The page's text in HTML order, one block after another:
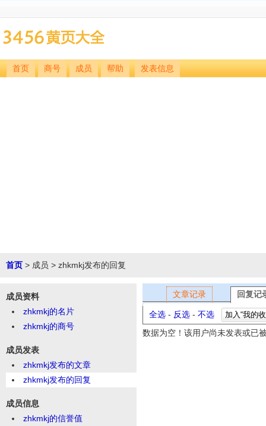
首页 商号 成员 帮助 发表信息
首页 > 成员 > zhkmkj发布的回复
成员资料
zhkmkj的名片
zhkmkj的商号
成员发表
zhkmkj发布的文章
zhkmkj发布的回复
成员信息
zhkmkj的信誉值
文章记录 回复记
全选 - 反选 - 不选 加入“我的
数据为空！该用户尚未发表或已